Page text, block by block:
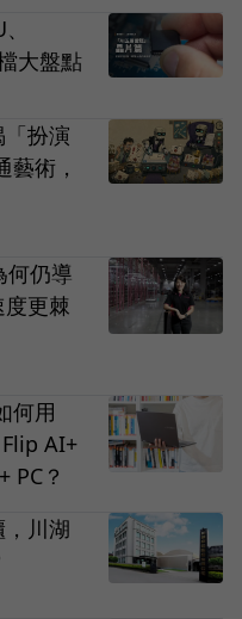
大盤點
扮演
術，
仍導
更棘
何用
AI+
PC？
川湖